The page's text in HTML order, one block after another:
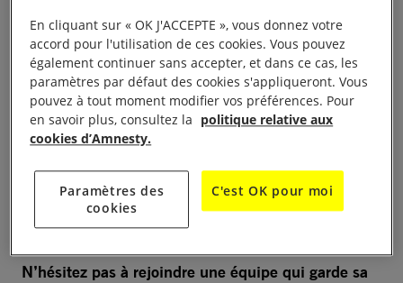
Présentation
Le groupe du Sud Est Lyonnais est domicilié à St
Priest depuis 36 ans, mais des actions ont lieu dans
les communes voisines : Enissieux, St Fons,
Corbas…Nous sommes une dizaine de personnes,
certaines ont participé à la création du groupe,
d’autres se sont intégrées plus récemment.
N’hésitez pas à rejoindre une équipe qui garde sa
En cliquant sur « OK J'ACCEPTE », vous donnez votre
accord pour l'utilisation de ces cookies. Vous pouvez
également continuer sans accepter, et dans ce cas, les
paramètres par défaut des cookies s'appliqueront. Vous
pouvez à tout moment modifier vos préférences. Pour
en savoir plus, consultez la politique relative aux
cookies d’Amnesty.
Paramètres des
cookies
C'est OK pour moi